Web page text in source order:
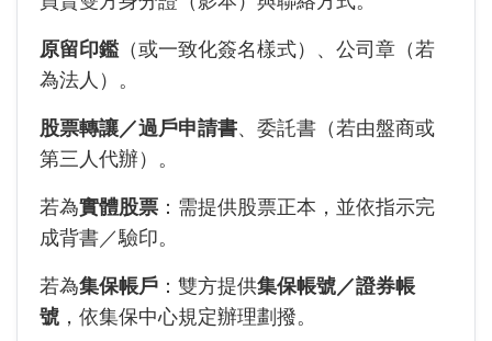
原留印鑑 （或一致化簽名樣式）、公司章（若
為法人）。
股票轉讓／過戶申請書、委託書（若由盤商或
第三人代辦）。
若為實體股票 ：需提供股票正本，並依指示完
成背書／驗印。
若為集保帳戶 ：雙方提供集保帳號／證券帳
號 ，依集保中心規定辦理劃撥。